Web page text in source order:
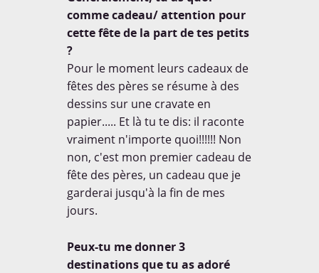
comme cadeau/ attention pour
cette fête de la part de tes petits
?
Pour le moment leurs cadeaux de
fêtes des pères se résume à des
dessins sur une cravate en
papier..... Et là tu te dis: il raconte
vraiment n'importe quoi!!!!!! Non
non, c'est mon premier cadeau de
fête des pères, un cadeau que je
garderai jusqu'à la fin de mes
jours.
Peux-tu me donner 3
destinations que tu as adoré